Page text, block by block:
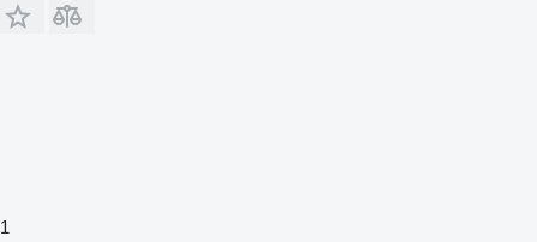
1